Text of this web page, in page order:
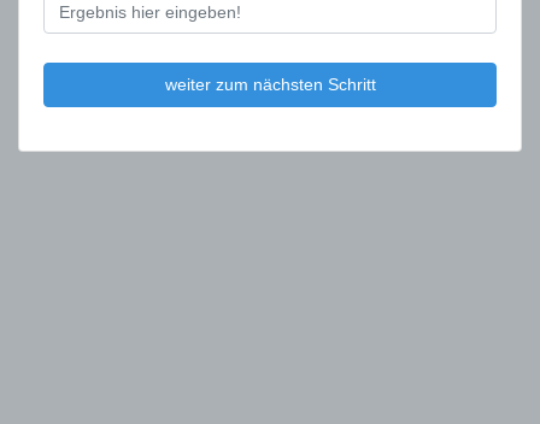
weiter zum nächsten Schritt